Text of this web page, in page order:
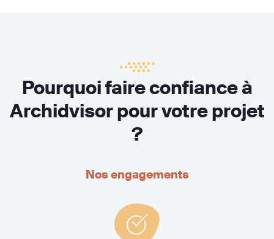
Pourquoi faire confiance à
Archidvisor pour votre projet
?
Nos engagements